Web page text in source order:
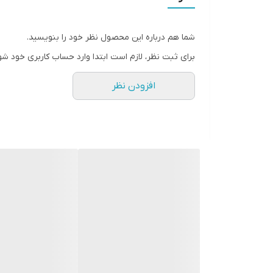
شما هم درباره این محصول نظر خود را بنویسید.
برای ثبت نظر، لازم است ابتدا وارد حساب کاربری خود
افزودن نظر